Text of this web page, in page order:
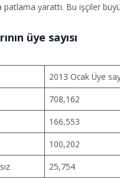
patlama yarattı. Bu işçiler
üye sayısı
2013 Ocak Üye
708,162
166,553
100,202
25,754